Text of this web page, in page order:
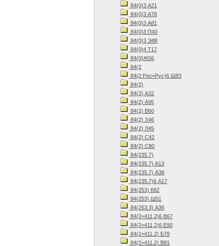
84(0)3 А21
84(0)3 А78
84(0)3 А81
84(0)3 П40
84(0)3 Э88
84(0)4 Т17
84(0)Ж56
84(2
84(2 Рос=Рус)6 Ш83
84(2)
84(2) А32
84(2) А95
84(2) В60
84(2) З46
84(2) Л45
84(2) С42
84(2) С80
84(235.7)
84(235.7) А13
84(235.7) А38
84(235.7)6 А17
84(253) К82
84(253) Ш51
84(253.3) А36
84(2=411,2)6 В67
84(2=411,2)6 Е90
84(2=411.2) Б79
84(2=411.2) В81